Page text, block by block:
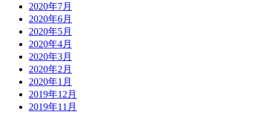
2020年7月
2020年6月
2020年5月
2020年4月
2020年3月
2020年2月
2020年1月
2019年12月
2019年11月